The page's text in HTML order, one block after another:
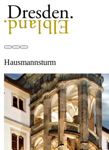
Hausmannsturm